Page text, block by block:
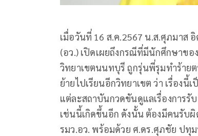
เมื่อวันที่ 16 ส.ค.2567 น.ส.ศุภมาส
(อว.) เปิดเผยถึงกรณีที่มีนักศึกษาข
วิทยาเขตนนทบุรี ถูกรุ่นพี่รุมทำร้าย
ย้ายไปเรียนอีกวิทยาเขต ว่า เรื่องนี้
แต่ละสถาบันกวดขันดูแลเรื่องการรั
เช่นนี้เกิดขึ้นอีก ดังนั้น ต้องมีคนรับ
รมว.อว. พร้อมด้วย ศ.ดร.ศุภชัย ปทุ